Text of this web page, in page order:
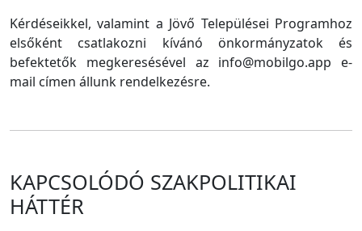
Kérdéseikkel, valamint a Jövő Települései Programhoz
elsőként csatlakozni kívánó önkormányzatok és
befektetők megkeresésével az info@mobilgo.app e-
mail címen állunk rendelkezésre.
KAPCSOLÓDÓ SZAKPOLITIKAI
HÁTTÉR